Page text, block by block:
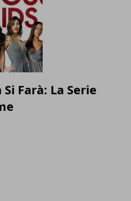
Farà: La Serie